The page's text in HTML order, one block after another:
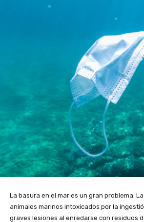
La basura en el mar es un gran problema.
animales marinos intoxicados por la
graves lesiones al enredarse con residuos